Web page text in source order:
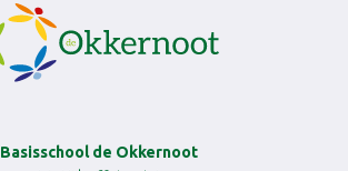
Basisschool de Okkernoot